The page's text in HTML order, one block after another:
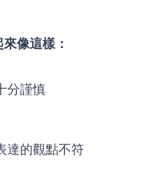
像這樣：
分謹慎
達的觀點不符